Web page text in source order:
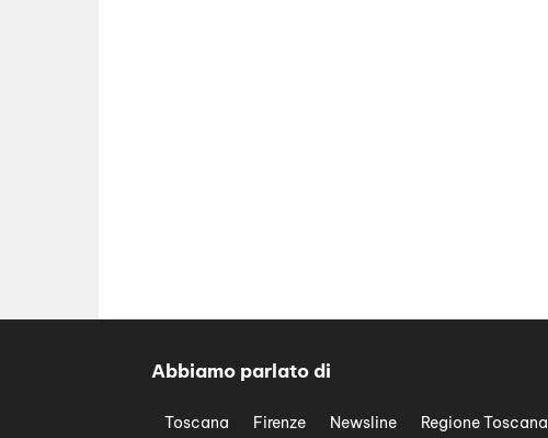
Abbiamo parlato di
Toscana Firenze Newsline Regione Toscana